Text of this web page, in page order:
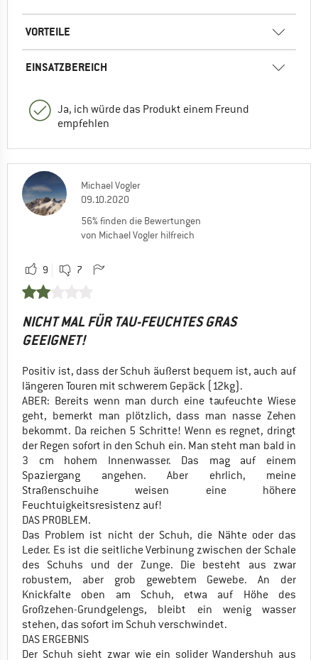
VORTEILE
EINSATZBEREICH
Ja, ich würde das Produkt einem Freund
empfehlen
Michael Vogler
09.10.2020
56% finden die Bewertungen
von Michael Vogler hilfreich
9 7
NICHT MAL FÜR TAU-FEUCHTES GRAS
GEEIGNET!
Positiv ist, dass der Schuh äußerst bequem ist, auch auf
längeren Touren mit schwerem Gepäck (12kg).
ABER: Bereits wenn man durch eine taufeuchte Wiese
geht, bemerkt man plötzlich, dass man nasse Zehen
bekommt. Da reichen 5 Schritte! Wenn es regnet, dringt
der Regen sofort in den Schuh ein. Man steht man bald in
3 cm hohem Innenwasser. Das mag auf einem
Spaziergang angehen. Aber ehrlich, meine
Straßenschuihe weisen eine höhere
Feuchtuigkeitsresistenz auf!
DAS PROBLEM.
Das Problem ist nicht der Schuh, die Nähte oder das
Leder. Es ist die seitliche Verbinung zwischen der Schale
des Schuhs und der Zunge. Die besteht aus zwar
robustem, aber grob gewebtem Gewebe. An der
Knickfalte oben am Schuh, etwa auf Höhe des
Großzehen-Grundgelengs, bleibt ein wenig wasser
stehen, das sofort im Schuh verschwindet.
DAS ERGEBNIS
Der Schuh sieht zwar wie ein solider Wandershuh aus